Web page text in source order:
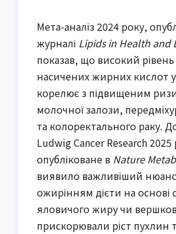
Мета-аналіз 2024 року,
журналі Lipids in Health and
показав, що високий рівень
насичених жирних кислот у
корелює з підвищеним
молочної залози,
та колоректального раку.
Ludwig Cancer Research 2025
опубліковане в Nature
виявило важливіший
ожирінням дієти на основі
яловичого жиру чи
прискорювали ріст пухлин